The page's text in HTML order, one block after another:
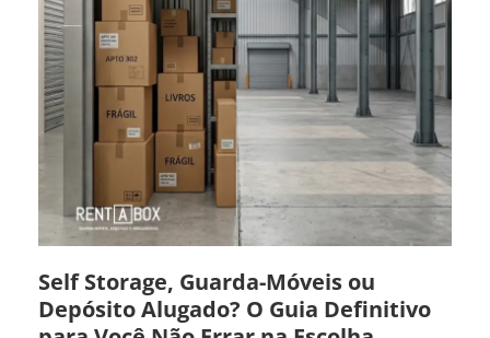
Self Storage, Guarda-Móveis ou
Depósito Alugado? O Guia Definitivo